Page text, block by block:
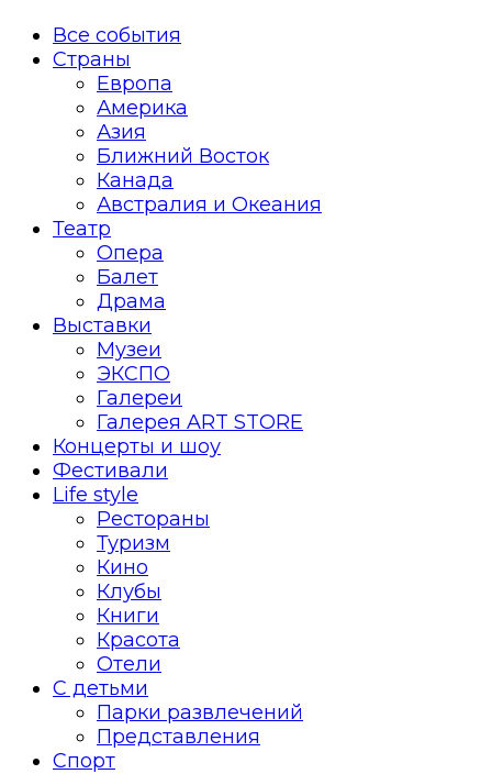
Все события
Страны
Европа
Америка
Азия
Ближний Восток
Канада
Австралия и Океания
Театр
Опера
Балет
Драма
Выставки
Музеи
ЭКСПО
Галереи
Галерея ART STORE
Концерты и шоу
Фестивали
Life style
Рестораны
Туризм
Кино
Клубы
Книги
Красота
Отели
С детьми
Парки развлечений
Представления
Спорт